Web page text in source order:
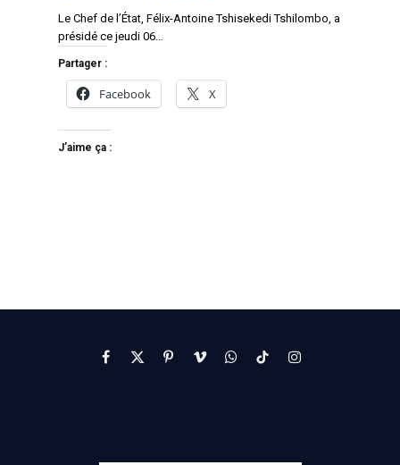
Le Chef de l’État, Félix-Antoine Tshisekedi Tshilombo, a
présidé ce jeudi 06…
Partager :
Facebook X
J’aime ça :
Facebook
X
PinterestVimeoWhatsApp
TikTokInstagram